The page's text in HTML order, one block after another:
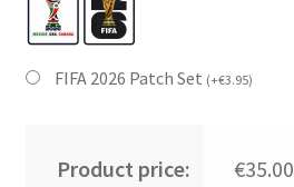
FIFA 2026 Patch Set (+€3.95)
Product price: €35.00